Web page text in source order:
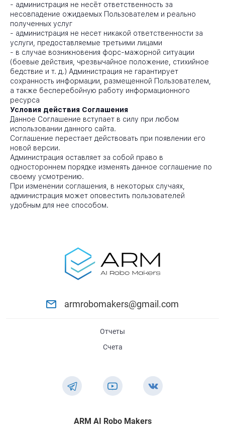
- администрация не несёт ответственность за
несовпадение ожидаемых Пользователем и реально
полученных услуг
- администрация не несет никакой ответственности за
услуги, предоставляемые третьими лицами
- в случае возникновения форс-мажорной ситуации
(боевые действия, чрезвычайное положение, стихийное
бедствие и т. д.) Администрация не гарантирует
сохранность информации, размещенной Пользователем,
а также бесперебойную работу информационного
ресурса
Условия действия Соглашения
Данное Соглашение вступает в силу при любом
использовании данного сайта.
Соглашение перестает действовать при появлении его
новой версии.
Администрация оставляет за собой право в
одностороннем порядке изменять данное соглашение по
своему усмотрению.
При изменении соглашения, в некоторых случаях,
администрация может оповестить пользователей
удобным для нее способом.
armrobomakers@gmail.com
Отчеты
Счета
ARM AI Robo Makers